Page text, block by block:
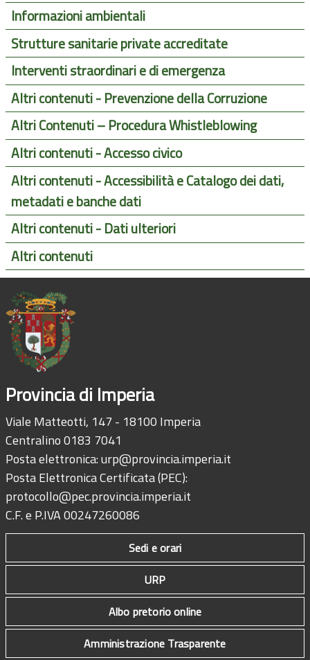
Informazioni ambientali
Strutture sanitarie private accreditate
Interventi straordinari e di emergenza
Altri contenuti - Prevenzione della Corruzione
Altri Contenuti – Procedura Whistleblowing
Altri contenuti - Accesso civico
Altri contenuti - Accessibilità e Catalogo dei dati,
metadati e banche dati
Altri contenuti - Dati ulteriori
Altri contenuti
Provincia di Imperia
Viale Matteotti, 147 - 18100 Imperia
Centralino 0183 7041
Posta elettronica:urp@provincia.imperia.it
Posta Elettronica Certificata (PEC):
protocollo@pec.provincia.imperia.it
C.F. e P.IVA 00247260086
Sedi e orari
URP
Albo pretorio online
Amministrazione Trasparente